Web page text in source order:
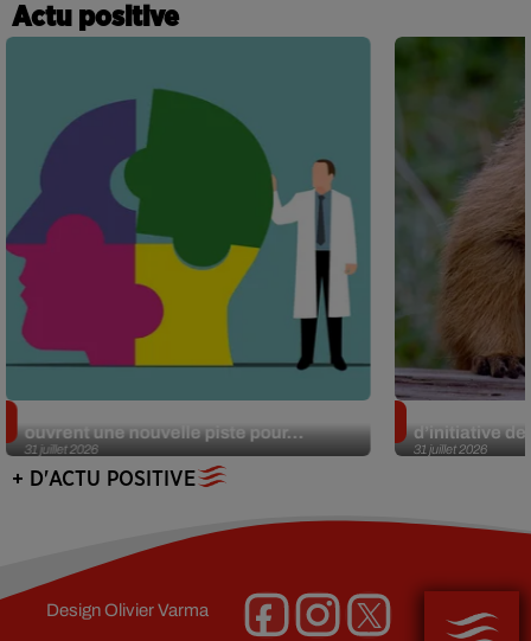
Actu positive
31 juillet 2026
ouvrent une nouvelle piste pour...
31 juillet 2026
d’initiative
+ D'ACTU POSITIVE
DesignOlivier Varma